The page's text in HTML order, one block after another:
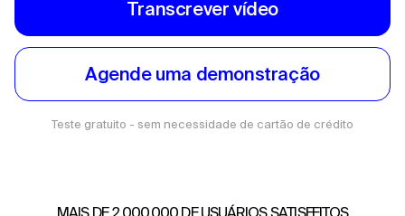
Transcrever vídeo
Agende uma demonstração
Teste gratuito - sem necessidade de cartão de crédito
MAIS DE 2.000.000 DE USUÁRIOS SATISFEITOS